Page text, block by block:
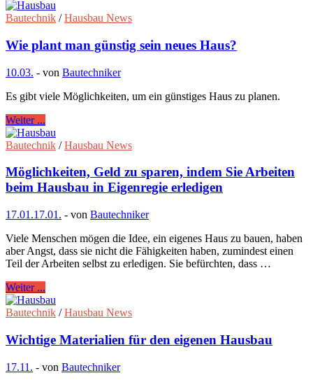
Bautechnik /Hausbau News
Wie plant man günstig sein neues Haus?
10.03. - von Bautechniker
Es gibt viele Möglichkeiten, um ein günstiges Haus zu planen.
Weiter ...
Bautechnik /Hausbau News
Möglichkeiten, Geld zu sparen, indem Sie Arbeiten
beim Hausbau in Eigenregie erledigen
17.01.17.01. - von Bautechniker
Viele Menschen mögen die Idee, ein eigenes Haus zu bauen, haben
aber Angst, dass sie nicht die Fähigkeiten haben, zumindest einen
Teil der Arbeiten selbst zu erledigen. Sie befürchten, dass …
Weiter ...
Bautechnik /Hausbau News
Wichtige Materialien für den eigenen Hausbau
17.11. - von Bautechniker